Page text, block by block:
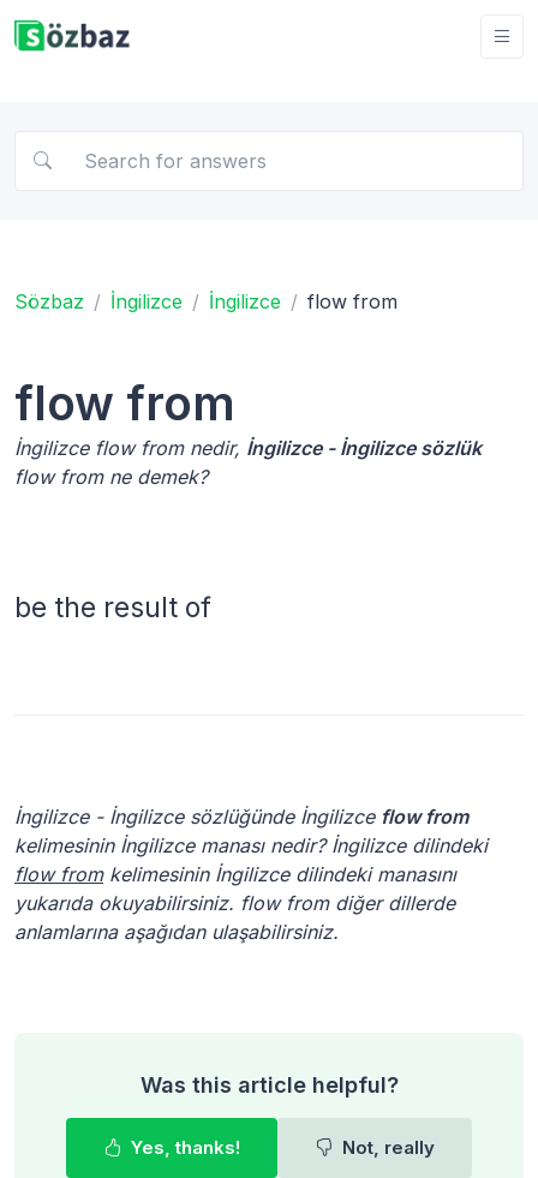
Sözbaz İngilizce İngilizce flow from
flow from
İngilizce flow from nedir, İngilizce - İngilizce sözlük
flow from ne demek?
be the result of
İngilizce - İngilizce sözlüğünde İngilizce flow from
kelimesinin İngilizce manası nedir? İngilizce dilindeki
flow fromkelimesinin İngilizce dilindeki manasını
yukarıda okuyabilirsiniz. flow from diğer dillerde
anlamlarına aşağıdan ulaşabilirsiniz.
Was this article helpful?
Yes, thanks! Not, really